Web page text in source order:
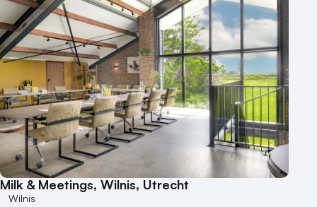
Industriële locatie
Kasteel en landgoed
Kleine / intieme locatie
Locaties aan zee
Museum
Theater
Varende locatie
Milk & Meetings, Wilnis, Utrecht
Wilnis